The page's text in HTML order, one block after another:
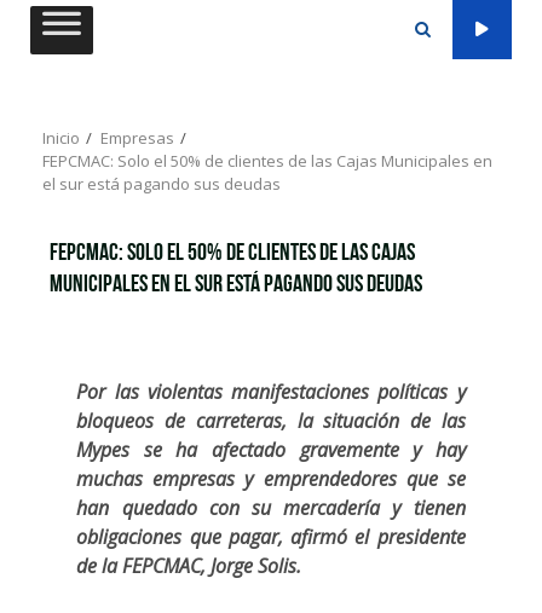
Saltar
Inicio
Empresas
FEPCMAC: Solo el 50% de clientes de las Cajas Municipales en
el sur está pagando sus deudas
FEPCMAC: Solo el 50% de clientes de las Cajas
Municipales en el sur está pagando sus deudas
Por las violentas manifestaciones políticas y
bloqueos de carreteras, la situación de las
Mypes se ha afectado gravemente y hay
muchas empresas y emprendedores que se
han quedado con su mercadería y tienen
obligaciones que pagar, afirmó el presidente
de la FEPCMAC, Jorge Solis.